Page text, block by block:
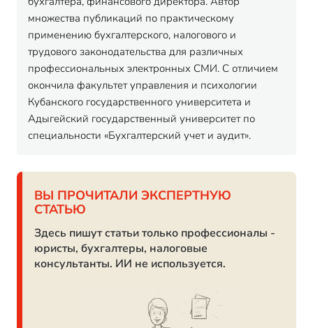
множества публикаций по практическому
применению бухгалтерского, налогового и
трудового законодательства для различных
профессиональных электронных СМИ. С отличием
окончила факультет управления и психологии
Кубанского государственного университета и
Адыгейский государственный университет по
специальности «Бухгалтерский учет и аудит».
ВЫ ПРОЧИТАЛИ ЭКСПЕРТНУЮ
СТАТЬЮ
Здесь пишут статьи только профессионалы -
юристы, бухгалтеры, налоговые
консультанты. ИИ не используется.